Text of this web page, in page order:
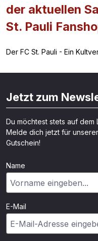
der aktuellen
St. Pauli
Der FC St. Pauli - Ein
Jetzt zum
Du möchtest stets auf dem
Melde dich jetzt für
Gutschein!
Name
E-Mail